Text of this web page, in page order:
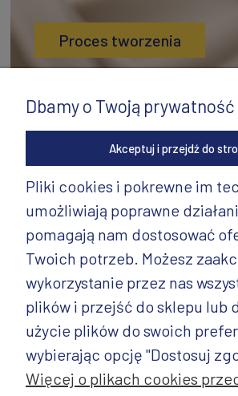
Proces tworzenia
INFORMACJE
PRODUKTY CD.
POZOSTAŁE
Dbamy o Twoją prywatność
Akceptuj i przejdź do
Pliki cookies i pokrewne im
umożliwiają poprawne
pomagają nam dostosować
Twoich potrzeb. Możesz
wykorzystanie przez nas
plików i przejść do sklepu lub
użycie plików do swoich
wybierając opcję "Dostosuj
Więcej o plikach cookies